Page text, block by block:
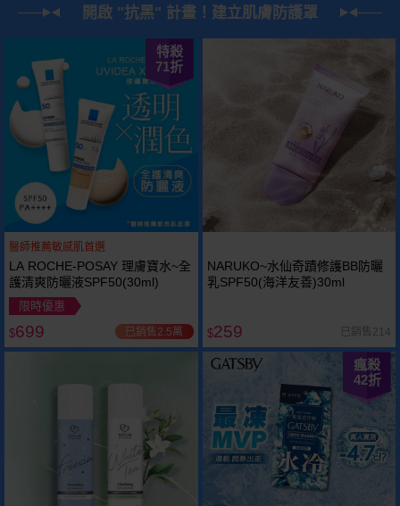
開啟 "抗黑" 計畫！建立肌膚防護罩
特殺
71折
醫師推薦敏感肌首選
LA ROCHE-POSAY 理膚寶水~全
護清爽防曬液SPF50(30ml)
限時優惠
$699 已銷售2.5萬
NARUKO~水仙奇蹟修護BB防曬
乳SPF50(海洋友善)30ml
$259 已銷售214
瘋殺
42折